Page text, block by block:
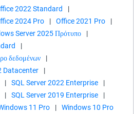
2022 Standard
|
2024 Pro | Office 2021 Pro
|
Server 2025 Πρότυπο
|
|
δεδομένων
|
Datacenter
|
| SQL Server 2022 Enterprise
|
| SQL Server 2019 Enterprise
|
11 Pro |
Windows 10 Pro